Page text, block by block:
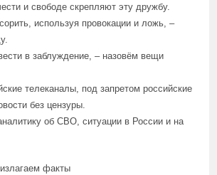
и свободе скрепляют эту дружбу.
используя провокации и ложь, –
в заблуждение, – назовём вещи
телеканалы, под запретом российские
без цензуры.
об СВО, ситуации в России и на
факты